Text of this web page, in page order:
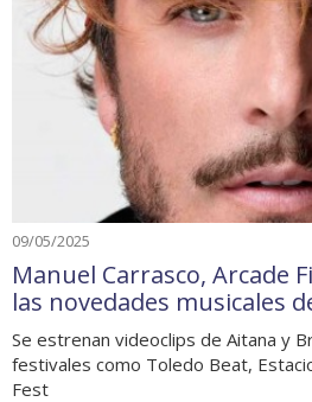
09/05/2025
Manuel Carrasco, Arcade
las novedades musicales
Se estrenan videoclips de Aitana y
festivales como Toledo Beat,
Fest